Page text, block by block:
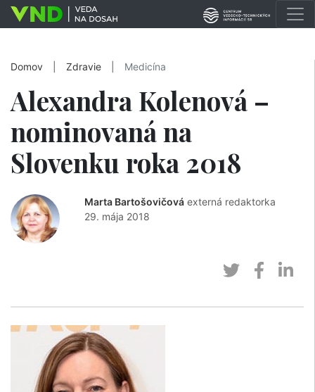
Domov Zdravie Medicína
Alexandra Kolenová –
nominovaná na
Slovenku roka 2018
Marta Bartošovičová externá redaktorka
29. mája 2018